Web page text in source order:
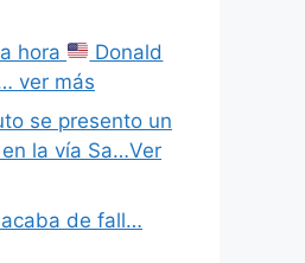
hora
Donald
ver más
se presento un
la vía Sa…Ver
de fall…